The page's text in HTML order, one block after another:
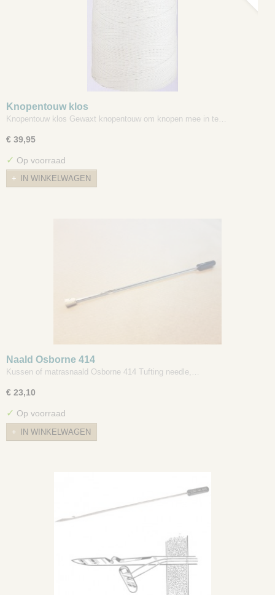
Knopentouw klos
Knopentouw klos Gewaxt knopentouw om knopen mee in te…
€ 39,95
✓ Op voorraad
IN WINKELWAGEN
Naald Osborne 414
Kussen of matrasnaald Osborne 414 Tufting needle,…
€ 23,10
✓ Op voorraad
IN WINKELWAGEN